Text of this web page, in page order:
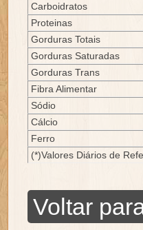
Carboidratos
Proteinas
Gorduras Totais
Gorduras Saturadas
Gorduras Trans
Fibra Alimentar
Sódio
Cálcio
Ferro
(*)Valores Diários de
Voltar